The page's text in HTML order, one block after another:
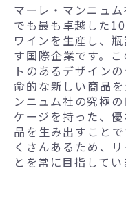
マーレ・マンニュ
でも最も卓越した
ワインを生産し、
す国際企業です。
トのあるデザイン
命的な新しい商品
ンニュム社の究極
ケージを持った、
品を生み出すこと
くさんあるため、
とを常に目指してい